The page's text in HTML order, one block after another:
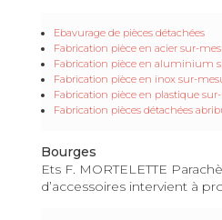
Ebavurage de pièces détachées
Fabrication pièce en acier sur-
Fabrication pièce en aluminium
Fabrication pièce en inox sur-
Fabrication pièce en plastique
Fabrication pièces détachées
Bourges
Ets F. MORTELETTE
d’accessoires intervient à